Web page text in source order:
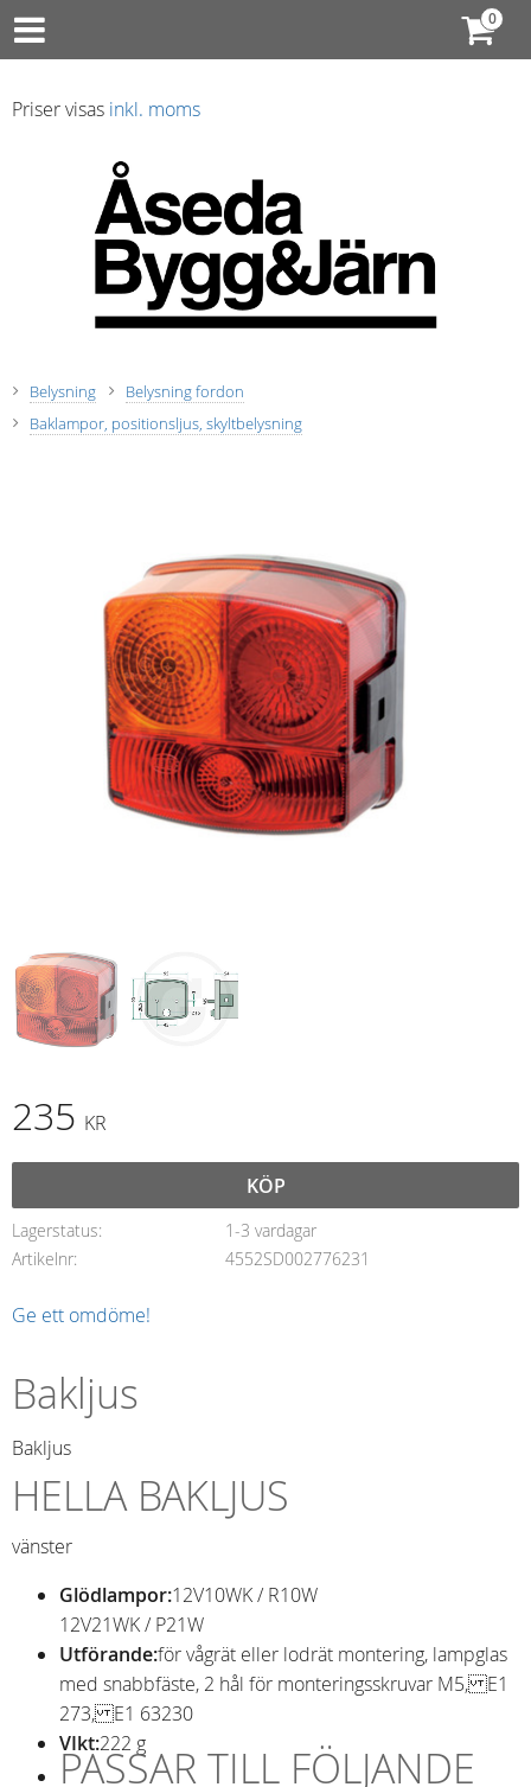
Priser visas inkl. moms
Belysning
Belysning fordon
Baklampor, positionsljus, skyltbelysning
235 KR
KÖP
Lagerstatus
1-3 vardagar
Artikelnr
4552SD002776231
Ge ett omdöme!
Bakljus
Bakljus
HELLA BAKLJUS
vänster
Glödlampor:12V10WK / R10W
12V21WK / P21W
Utförande:för vågrät eller lodrät montering, lampglas
med snabbfäste, 2 hål för monteringsskruvar M5, E1
273, E1 63230
VIkt:222 g
PASSAR TILL FÖLJANDE